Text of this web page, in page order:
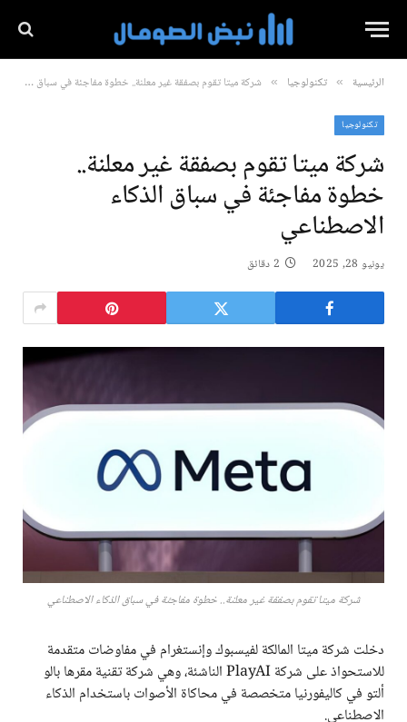
الرئيسية » تكنولوجيا » شركة ميتا تقوم بصفقة غير معلنة.. خطوة مفاجئة في سباق الذكاء الاصطناعي
تكنولوجيا
شركة ميتا تقوم بصفقة غير معلنة..
خطوة مفاجئة في سباق الذكاء
الاصطناعي
يونيو 28, 2025 2 دقائق
شركة ميتا تقوم بصفقة غير معلنة.. خطوة مفاجئة في سباق الذكاء الاصطناعي
دخلت شركة ميتا المالكة لفيسبوك وإنستغرام في مفاوضات متقدمة
للاستحواذ على شركة PlayAI الناشئة، وهي شركة تقنية مقرها بالو
ألتو في كاليفورنيا متخصصة في محاكاة الأصوات باستخدام الذكاء
الاصطناعي.